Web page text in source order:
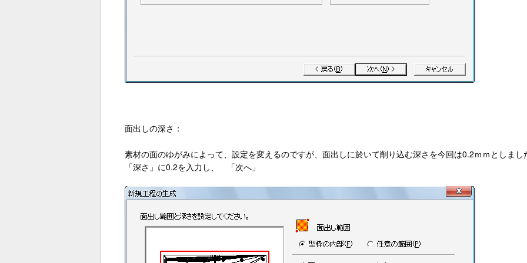
面出しの深さ：
素材の面のゆがみによって、設定を変えるのですが、面出しに於いて削り込む深さを今回は0.2ｍｍとしまし
「深さ」に0.2を入力し、 「次へ」